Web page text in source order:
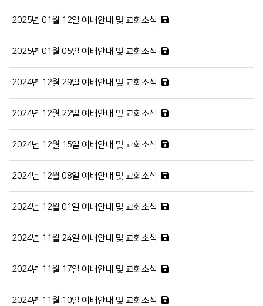
2025년 01월 12일 예배안내 및 교회소식
2025년 01월 05일 예배안내 및 교회소식
2024년 12월 29일 예배안내 및 교회소식
2024년 12월 22일 예배안내 및 교회소식
2024년 12월 15일 예배안내 및 교회소식
2024년 12월 08일 예배안내 및 교회소식
2024년 12월 01일 예배안내 및 교회소식
2024년 11월 24일 예배안내 및 교회소식
2024년 11월 17일 예배안내 및 교회소식
2024년 11월 10일 예배안내 및 교회소식